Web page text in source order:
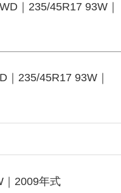
｜235/45R17 93W｜
235/45R17 93W｜
｜2009年式